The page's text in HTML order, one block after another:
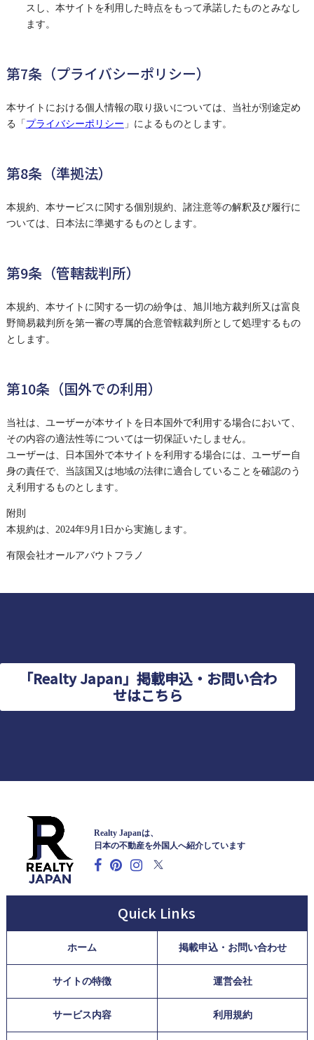
スし、本サイトを利用した時点をもって承諾したものとみなし
ます。
第7条（プライバシーポリシー）
本サイトにおける個人情報の取り扱いについては、当社が別途定め
る「 プライバシーポリシー 」によるものとします。
第8条（準拠法）
本規約、本サービスに関する個別規約、諸注意等の解釈及び履行に
ついては、日本法に準拠するものとします。
第9条（管轄裁判所）
本規約、本サイトに関する一切の紛争は、旭川地方裁判所又は富良
野簡易裁判所を第一審の専属的合意管轄裁判所として処理するもの
とします。
第10条（国外での利用）
当社は、ユーザーが本サイトを日本国外で利用する場合において、
その内容の適法性等については一切保証いたしません。
ユーザーは、日本国外で本サイトを利用する場合には、ユーザー自
身の責任で、当該国又は地域の法律に適合していることを確認のう
え利用するものとします。
附則
本規約は、2024年9月1日から実施します。
有限会社オールアバウトフラノ
「Realty Japan」掲載申込・お問い合わ
せはこちら
Realty Japanは、
日本の不動産を外国人へ紹介しています
Quick Links
ホーム 掲載申込・お問い合わせ
サイトの特徴 運営会社
サービス内容 利用規約